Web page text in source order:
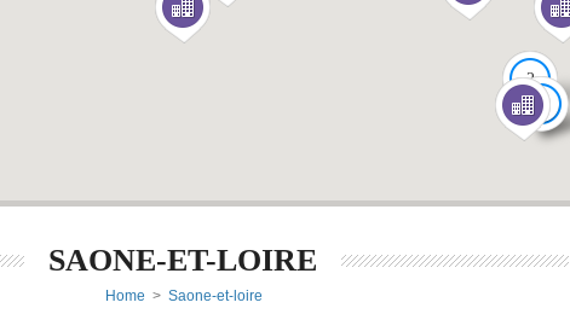
2
5
SAONE-ET-LOIRE
Home > Saone-et-loire